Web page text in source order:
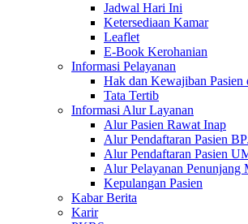
Jadwal Hari Ini
Ketersediaan Kamar
Leaflet
E-Book Kerohanian
Informasi Pelayanan
Hak dan Kewajiban Pasien
Tata Tertib
Informasi Alur Layanan
Alur Pasien Rawat Inap
Alur Pendaftaran Pasien
Alur Pendaftaran Pasien
Alur Pelayanan Penunjang
Kepulangan Pasien
Kabar Berita
Karir